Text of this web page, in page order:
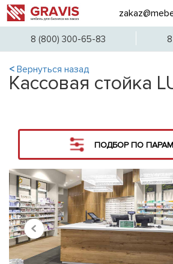
8 (800) 300-65-83
< Вернуться назад
Кассовая стойка
ПОДБОР ПО